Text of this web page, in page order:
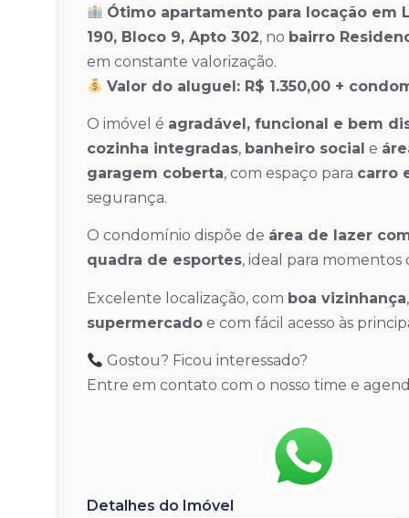
Ótimo apartamento para locação em
190, Bloco 9, Apto 302, no bairro
em constante valorização.
Valor do aluguel: R$ 1.350,00 +
O imóvel é agradável, funcional e bem
cozinha integradas, banheiro social e
garagem coberta, com espaço para carro
segurança.
O condomínio dispõe de área de lazer
quadra de esportes, ideal para momentos
Excelente localização, com boa vizinhança
supermercadoe com fácil acesso às
Gostou? Ficou interessado?
Entre em contato com o nosso time e
Detalhes do Imóvel